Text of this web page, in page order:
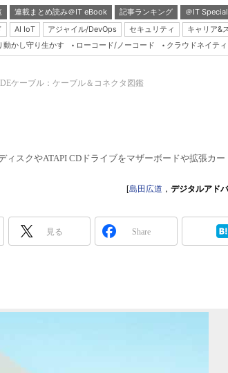
連載まとめ読み＠IT eBook 記事ランキング ＠IT Special
AI IoT アジャイル/DevOps セキュリティ キャリア&
動かし守り生かす ローコード/ノーコード クラウドネイテ
ケーブル：ケーブル＆コネクタ図鑑
ィスクやATAPI CDドライブをマザーボードや拡張カ
[島田広道 ， デジタルアド
見る Share